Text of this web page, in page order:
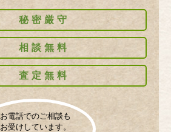
秘密厳守
相談無料
査定無料
お電話でのご相談も
お受けしています。